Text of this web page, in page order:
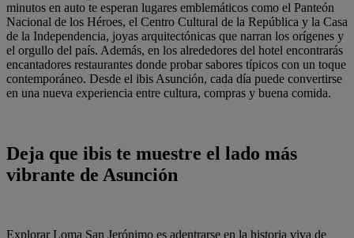
minutos en auto te esperan lugares emblemáticos como el Panteón
Nacional de los Héroes, el Centro Cultural de la República y la Casa
de la Independencia, joyas arquitectónicas que narran los orígenes y
el orgullo del país. Además, en los alrededores del hotel encontrarás
encantadores restaurantes donde probar sabores típicos con un toque
contemporáneo. Desde el ibis Asunción, cada día puede convertirse
en una nueva experiencia entre cultura, compras y buena comida.
Deja que ibis te muestre el lado más
vibrante de Asunción
Explorar Loma San Jerónimo es adentrarse en la historia viva de